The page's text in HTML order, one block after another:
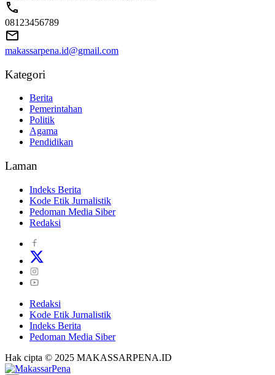
08123456789
makassarpena.id@gmail.com
Kategori
Berita
Pemerintahan
Politik
Agama
Pendidikan
Laman
Indeks Berita
Kode Etik Jurnalistik
Pedoman Media Siber
Redaksi
Redaksi
Kode Etik Jurnalistik
Indeks Berita
Pedoman Media Siber
Hak cipta © 2025 MAKASSARPENA.ID